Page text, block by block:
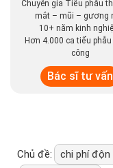
Chuyên gia Tiểu phẫu
mắt – mũi – gương
10+ năm kinh
Hơn 4.000 ca tiểu
công
Bác sĩ tư vấn
Chủ đề: chi phí